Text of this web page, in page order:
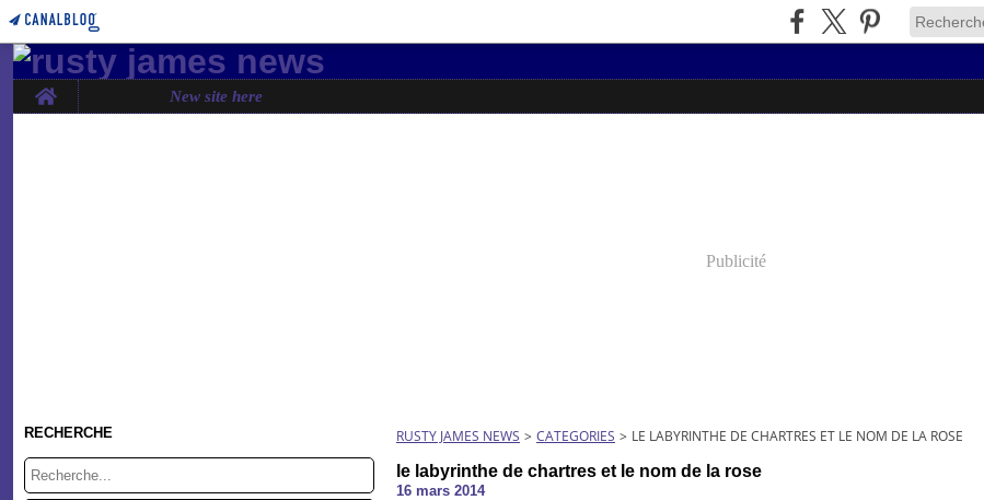
Home New site here
Publicité
RECHERCHE RUSTY JAMES NEWS > CATEGORIES > LE LABYRINTHE DE CHARTRES ET LE NOM DE LA ROSE
le labyrinthe de chartres et le nom de la rose
16 mars 2014